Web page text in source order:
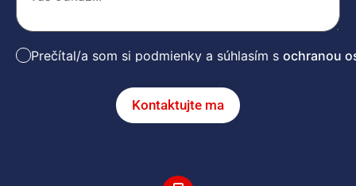
Prečítal/a som si podmienky a súhlasím sochranou
Kontaktujte ma